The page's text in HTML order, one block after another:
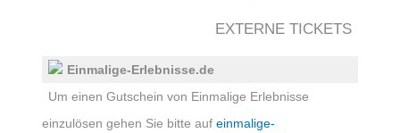
EXTERNE TICKETS
Einmalige-Erlebnisse.de
Um einen Gutschein von Einmalige Erlebnisse
einzulösen gehen Sie bitte auf einmalige-